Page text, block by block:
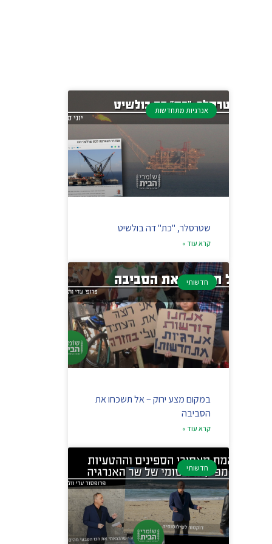
אנרגיות מתחדשות
שטרסלר, "כת" דה בולשיט
קרא עוד »
חדשותי
במקום מצע ירוק – אל תשכחו את
הסביבה
קרא עוד »
חדשותי